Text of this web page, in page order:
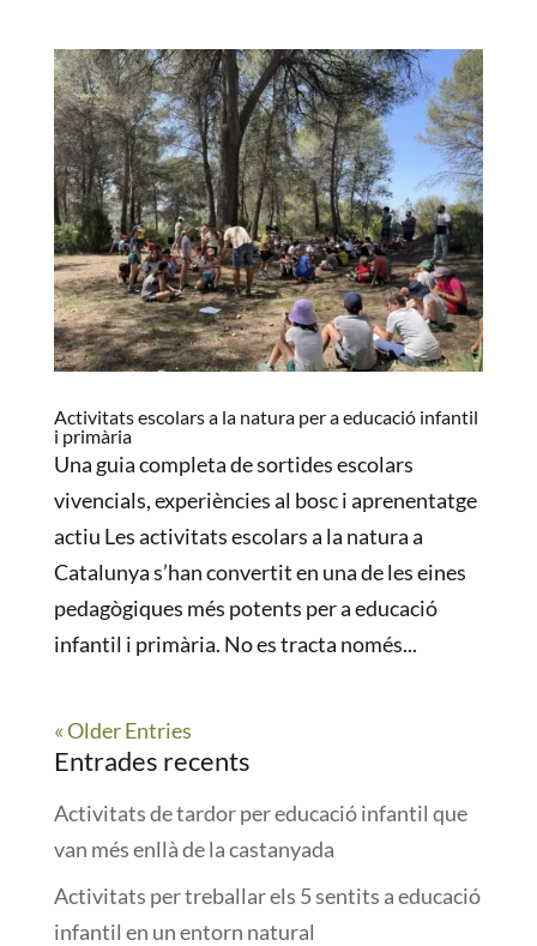
Activitats escolars a la natura per a educació infantil
i primària
Una guia completa de sortides escolars
vivencials, experiències al bosc i aprenentatge
actiu Les activitats escolars a la natura a
Catalunya s’han convertit en una de les eines
pedagògiques més potents per a educació
infantil i primària. No es tracta només...
« Older Entries
Entrades recents
Activitats de tardor per educació infantil que
van més enllà de la castanyada
Activitats per treballar els 5 sentits a educació
infantil en un entorn natural